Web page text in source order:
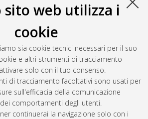
sito web utilizza i
cookie
sia cookie tecnici necessari per il suo
e altri strumenti di tracciamento
solo con il tuo consenso.
di tracciamento facoltativi sono usati per
sull'efficacia della comunicazione
comportamenti degli utenti.
continuerai la navigazione solo con i
citazione
Condividi
per scelta dell'autore. (
Abstract
metadati
del documento: